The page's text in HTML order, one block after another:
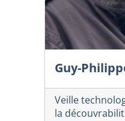
Guy-
Veille
la